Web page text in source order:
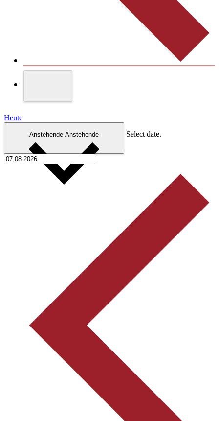
Heute
Anstehende Anstehende Select date.